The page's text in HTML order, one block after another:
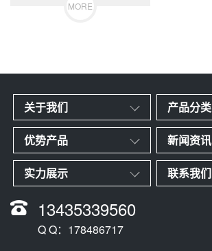
MORE
关于我们 产品分类
优势产品 新闻资讯
实力展示 联系我们
13435339560
Q Q：178486717